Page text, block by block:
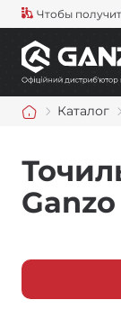
Чтобы
Каталог